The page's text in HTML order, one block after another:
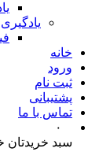
خانه
ورود
ثبت نام
پشتیبانی
تماس با ما
۰
سبد